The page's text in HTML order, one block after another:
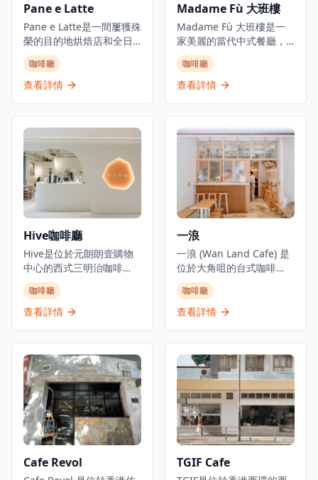
Pane e Latte
Pane e Latte是一間屢獲殊
榮的目的地烘焙店和全日
餐廳，位於赤柱海岸。這
間由Pirata Group經營的
優雅意式咖啡廳，設計感
末人潮。從日出到日落，
他們提供坐下式早餐、午
餐和晚餐，專門提供新鮮
烘焙的意大利食品和海濱
用餐體驗。餐廳作為沉浸
式烘焙概念經營，名稱喚
起意大利語中的「麵包和
咖啡廳
查看詳情
Madame Fù 大班樓
Madame Fù 大班樓是一
家美麗的當代中式餐廳，
專門提供現代粵菜。餐廳
位於香港中環大館古蹟建
築群內一座經過精美修復
的用餐環境，設有餐廳、
酒吧和私人用餐空間,俯瞰
前殖民地建築群。
Madame Fù提供高級用餐
體驗，在歷史建築環境中
將傳統粵菜風味與現代呈
現方式相結合。
咖啡廳
查看詳情
Hive咖啡廳
Hive是位於元朗朗壹購物
中心的西式三明治咖啡
店，是體驗健康飲食和優
質咖啡的理想去處。咖啡
廳專門提供咖啡、健康食
的客人提供全面的體驗。
作為一家休閒餐飲場所，
提供西式三明治和飲品，
環境現代清新，讓客人可
以在舒適的環境中享受美
食。該咖啡廳以在元朗地
區提供清新的咖啡廳用餐
咖啡和輕食的顧客提供堂
咖啡廳
查看詳情
一浪
一浪 (Wan Land Cafe) 是
位於大角咀的台式咖啡
店，已成為咖啡愛好者和
美食愛好者的熱門目的
地。咖啡廳專門提供台灣
有獨特的通花磚牆裝飾，
散發文青氣息。咖啡廳以
友善的柴犬作為店舖吉祥
物，增添迷人特色。一浪
咖啡廳在當地社區獲得認
可，並曾被各種媒體報
導，展示了小型本地企業
素文化融合作出貢獻。
咖啡廳
查看詳情
Cafe Revol TGIF Cafe